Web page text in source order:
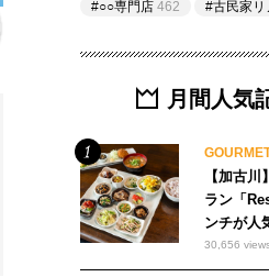
#○○専門店 462 #古民家リ
月間人気
【加古
ラン「
ンチが人
30,656